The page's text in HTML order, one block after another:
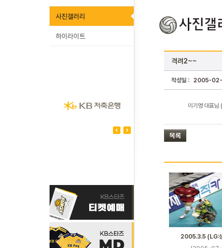
사진갤러리
하이라이트
격려2~~
작성일 : 2005-
이기영 대표님
2005.3.5 (LG: